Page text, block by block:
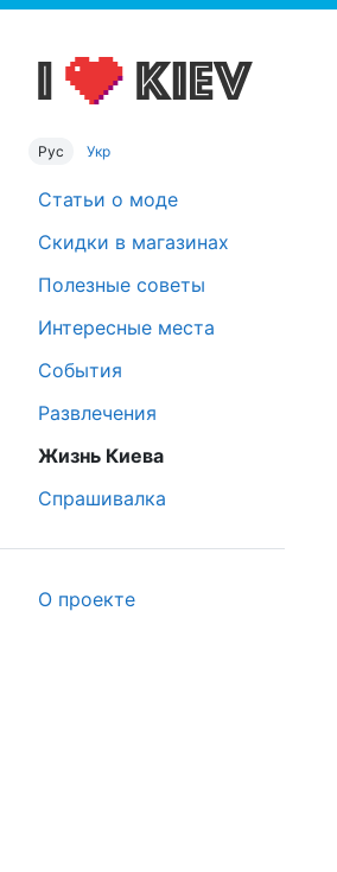
Рус Укр
Статьи о моде
Скидки в магазинах
Полезные советы
Интересные места
События
Развлечения
Жизнь Киева
Спрашивалка
О проекте